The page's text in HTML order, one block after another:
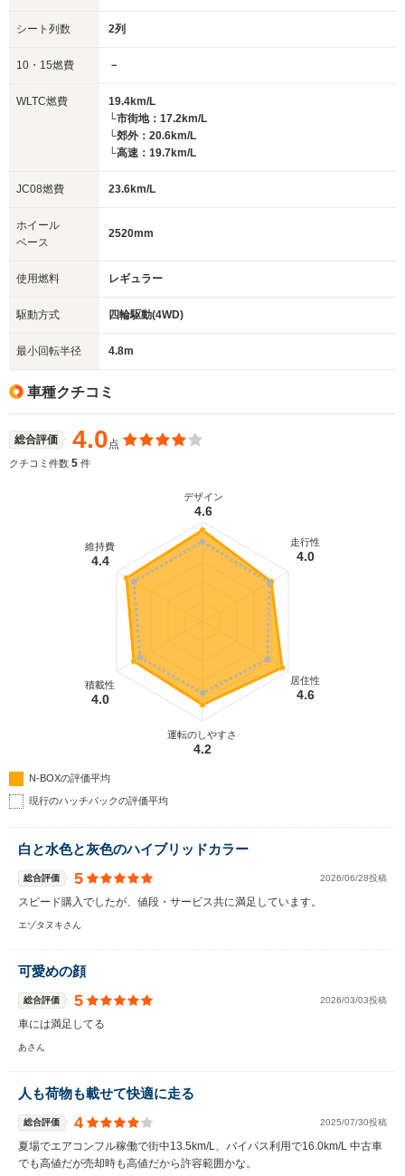
シート列数 2列
10・15燃費 －
WLTC燃費
19.4km/L
└市街地：17.2km/L
└郊外：20.6km/L
└高速：19.7km/L
JC08燃費 23.6km/L
ホイール
ベース
2520mm
使用燃料 レギュラー
駆動方式 四輪駆動(4WD)
最小回転半径 4.8m
車種クチコミ
総合評価 4.0点
クチコミ件数 5 件
デザイン
4.6
走行性
4.0
居住性
4.6
運転のしやすさ
4.2
積載性
4.0
維持費
4.4
N-BOXの評価平均
現行のハッチバックの評価平均
白と水色と灰色のハイブリッドカラー
総合評価 5 2026/06/28投稿
スピード購入でしたが、値段・サービス共に満足しています。
エゾタヌキさん
可愛めの顔
総合評価 5 2026/03/03投稿
車には満足してる
あさん
人も荷物も載せて快適に走る
総合評価 4 2025/07/30投稿
夏場でエアコンフル稼働で街中13.5km/L、バイパス利用で16.0km/L 中古車
でも高値だが売却時も高値だから許容範囲かな。